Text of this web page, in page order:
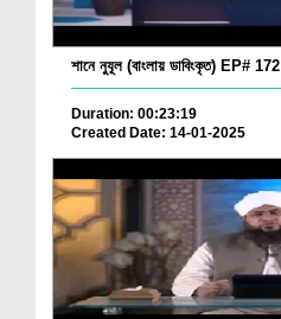
শানে নুযূল (বাংলায় ডাবিংকৃত) EP# 172
Duration: 00:23:19
Created Date: 14-01-2025